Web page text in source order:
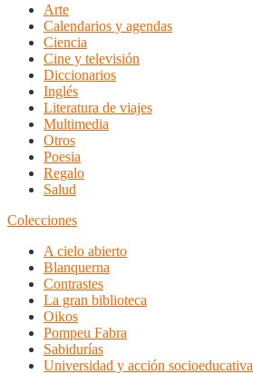
Arte
Calendarios y agendas
Ciencia
Cine y televisión
Diccionarios
Inglés
Literatura de viajes
Multimedia
Otros
Poesia
Regalo
Salud
Colecciones
A cielo abierto
Blanquerna
Contrastes
La gran biblioteca
Oikos
Pompeu Fabra
Sabidurías
Universidad y acción socioeducativa